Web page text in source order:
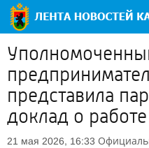
представила
доклад о работе
21 мая 2026, 16:33